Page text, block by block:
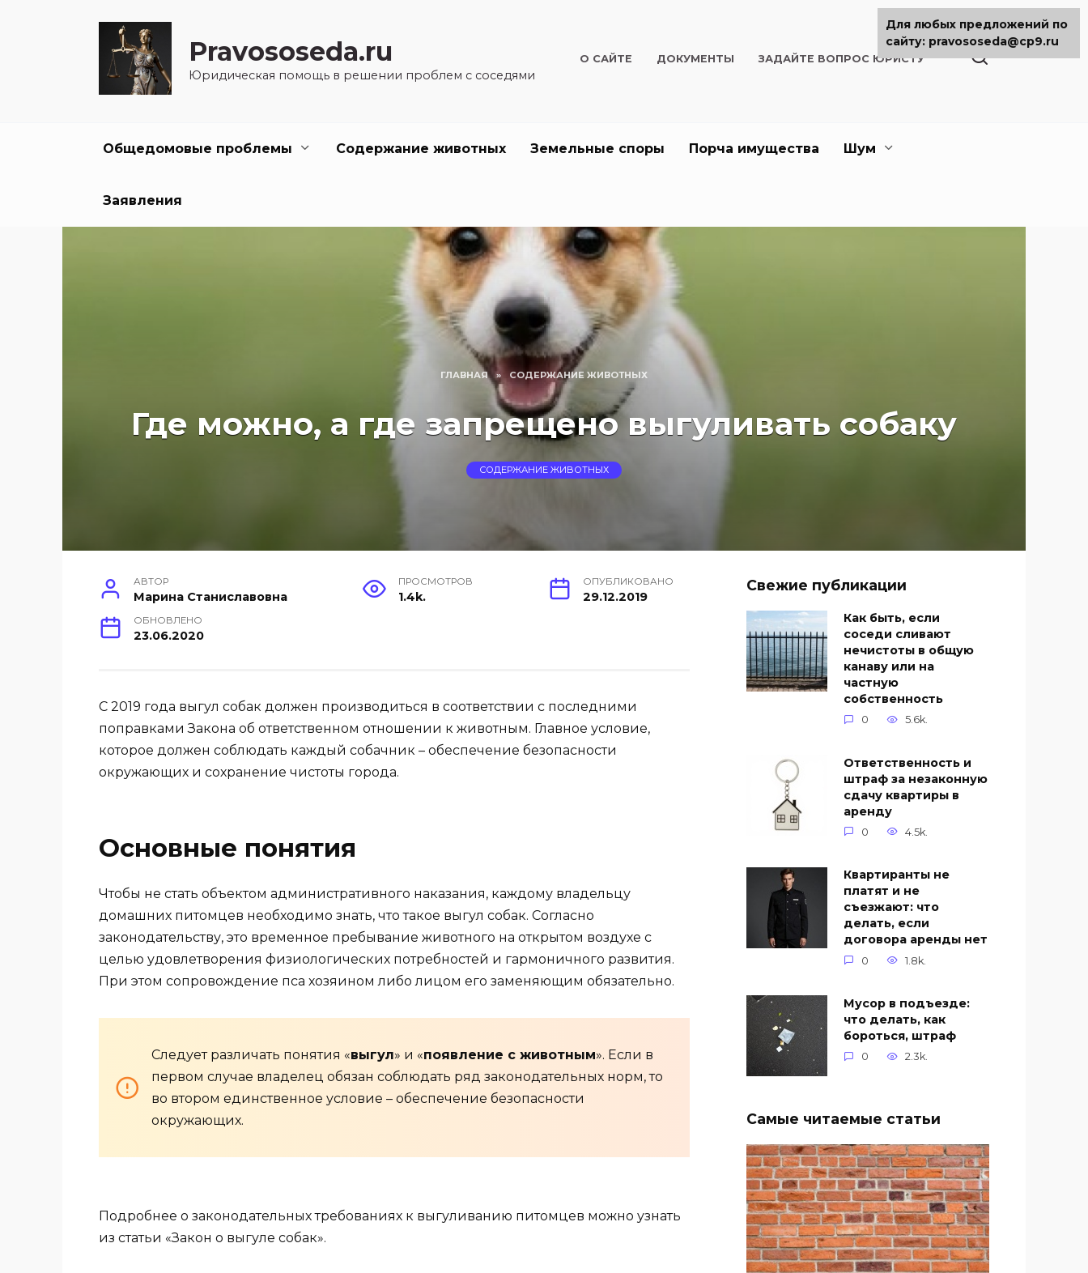
Pravososeda.ru
Юридическая помощь в решении проблем с соседями
О САЙТЕ ДОКУМЕНТЫ ЗАДАЙТЕ ВОПРОС ЮРИСТУ
Общедомовые проблемы Содержание животных Земельные споры Порча имущества Шум
Заявления
ГЛАВНАЯ » СОДЕРЖАНИЕ ЖИВОТНЫХ
Где можно, а где запрещено выгуливать собаку
СОДЕРЖАНИЕ ЖИВОТНЫХ
АВТОР
Марина Станиславовна
ПРОСМОТРОВ
1.4k.
ОПУБЛИКОВАНО
29.12.2019
ОБНОВЛЕНО
23.06.2020
С 2019 года выгул собак должен производиться в соответствии с последними
поправками Закона об ответственном отношении к животным. Главное условие,
которое должен соблюдать каждый собачник – обеспечение безопасности
окружающих и сохранение чистоты города.
Основные понятия
Чтобы не стать объектом административного наказания, каждому владельцу
домашних питомцев необходимо знать, что такое выгул собак. Согласно
законодательству, это временное пребывание животного на открытом воздухе с
целью удовлетворения физиологических потребностей и гармоничного развития.
При этом сопровождение пса хозяином либо лицом его заменяющим обязательно.
Следует различать понятия «выгул» и «появление с животным». Если в
первом случае владелец обязан соблюдать ряд законодательных норм, то
во втором единственное условие – обеспечение безопасности
окружающих.
Подробнее о законодательных требованиях к выгуливанию питомцев можно узнать
из статьи «Закон о выгуле собак».
Свежие публикации
Как быть, если
соседи сливают
нечистоты в общую
канаву или на
частную
собственность
0 5.6k.
Ответственность и
штраф за незаконную
сдачу квартиры в
аренду
0 4.5k.
Квартиранты не
платят и не
съезжают: что
делать, если
договора аренды нет
0 1.8k.
Мусор в подъезде:
что делать, как
бороться, штраф
0 2.3k.
Самые читаемые статьи
Для любых предложений по
сайту: pravososeda@cp9.ru